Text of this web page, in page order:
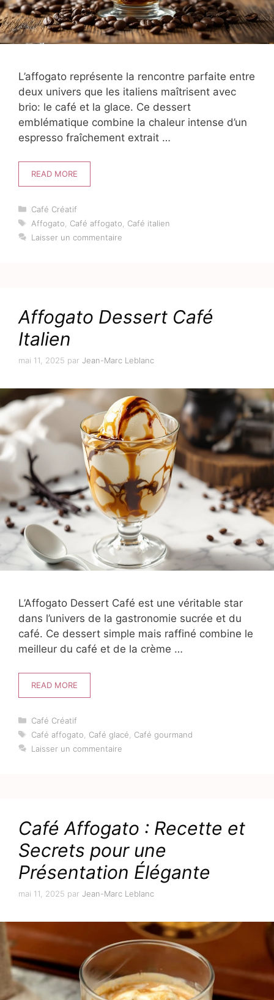
L’affogato représente la rencontre parfaite entre
deux univers que les italiens maîtrisent avec
brio: le café et la glace. Ce dessert
emblématique combine la chaleur intense d’un
espresso fraîchement extrait …
READ MORE
Catégories
Café Créatif
Étiquettes
Affogato Café affogato
Café italien
Laisser un commentaire
Affogato Dessert Café
Italien
mai 11, 2025 par Jean-Marc Leblanc
L’Affogato Dessert Café est une véritable star
dans l’univers de la gastronomie sucrée et du
café. Ce dessert simple mais raffiné combine le
meilleur du café et de la crème …
READ MORE
Catégories
Café Créatif
Étiquettes
Café affogato Café glacé
Café gourmand
Laisser un commentaire
Café Affogato : Recette et
Secrets pour une
Présentation Élégante
mai 11, 2025 par Jean-Marc Leblanc